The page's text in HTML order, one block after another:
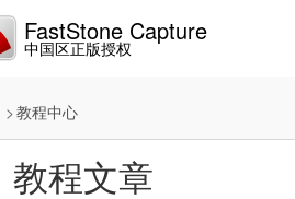
FastStone Capture
中国区正版授权
教程中心
教程文章